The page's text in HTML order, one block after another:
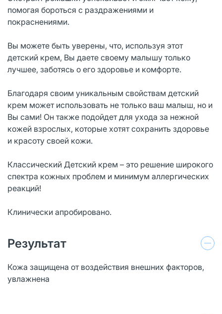
помогая бороться с раздражениями и
покраснениями.
Вы можете быть уверены, что, используя этот
детский крем, Вы даете своему малышу только
лучшее, заботясь о его здоровье и комфорте.
Благодаря своим уникальным свойствам детский
крем может использовать не только ваш малыш, но и
Вы сами! Он также подойдет для ухода за нежной
кожей взрослых, которые хотят сохранить здоровье
и красоту своей кожи.
Классический Детский крем – это решение широкого
спектра кожных проблем и минимум аллергических
реакций!
Клинически апробировано.
Результат
Кожа защищена от воздействия внешних факторов,
увлажнена